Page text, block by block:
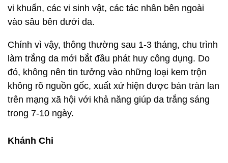
vi khuẩn, các vi sinh vật, các tác nhân bên ngoài
vào sâu bên dưới da.
Chính vì vậy, thông thường sau 1-3 tháng, chu trình
làm trắng da mới bắt đầu phát huy công dụng. Do
đó, không nên tin tưởng vào những loại kem trộn
không rõ nguồn gốc, xuất xứ hiện được bán tràn lan
trên mạng xã hội với khả năng giúp da trắng sáng
trong 7-10 ngày.
Khánh Chi